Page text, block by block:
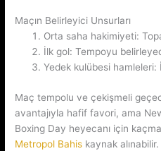
Maçın Belirleyici Unsurları
Orta saha hakimiyeti:
İlk gol: Tempoyu
Yedek kulübesi hamleleri:
Maç tempolu ve çekişmeli
avantajıyla hafif favori, ama
Boxing Day heyecanı için
Metropol Bahis kaynak